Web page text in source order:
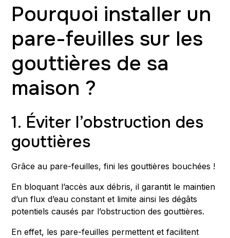
Pourquoi installer un
pare-feuilles sur les
gouttières de sa
maison ?
1. Éviter l’obstruction des
gouttières
Grâce au pare-feuilles, fini les gouttières bouchées !
En bloquant l’accès aux débris, il garantit le maintien
d’un flux d’eau constant et limite ainsi les dégâts
potentiels causés par l’obstruction des gouttières.
En effet, les pare-feuilles permettent et facilitent